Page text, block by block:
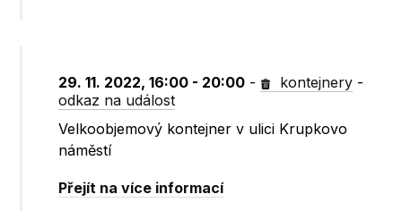
29. 11. 2022, 16:00 - 20:00 - kontejnery -
odkaz na událost
Velkoobjemový kontejner v ulici Krupkovo
náměstí
Přejít na více informací